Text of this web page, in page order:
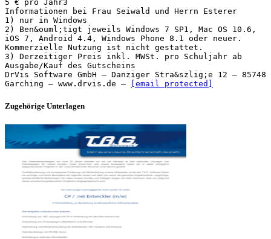
5 € pro Jahr3
Informationen bei Frau Seiwald und Herrn Esterer
1) nur in Windows
2) Ben&ouml;tigt jeweils Windows 7 SP1, Mac OS 10.6,
iOS 7, Android 4.4, Windows Phone 8.1 oder neuer.
Kommerzielle Nutzung ist nicht gestattet.
3) Derzeitiger Preis inkl. MWSt. pro Schuljahr ab
Ausgabe/Kauf des Gutscheins
DrVis Software GmbH – Danziger Stra&szlig;e 12 – 85748
Garching – www.drvis.de –
[email protected]
Zugehörige Unterlagen